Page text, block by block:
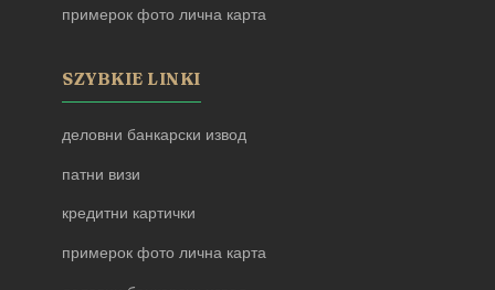
примерок фото лична карта
SZYBKIE LINKI
деловни банкарски извод
патни визи
кредитни картички
примерок фото лична карта